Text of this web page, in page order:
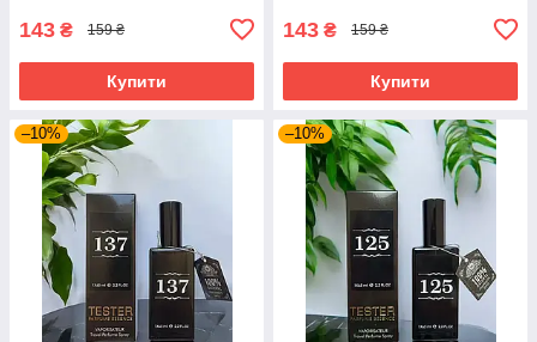
143 ₴ 159 ₴
Купити
143 ₴ 159 ₴
Купити
–10% –10%